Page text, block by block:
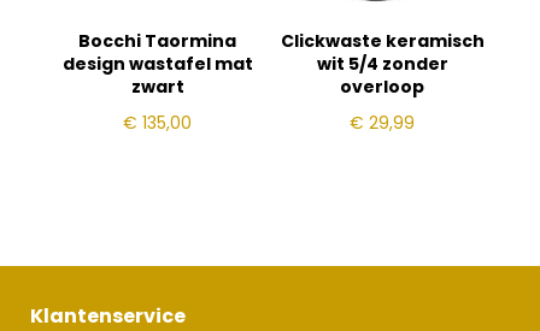
Bocchi Taormina
design wastafel mat
zwart
€ 135,00
Clickwaste keramisch
wit 5/4 zonder
overloop
€ 29,99
Klantenservice